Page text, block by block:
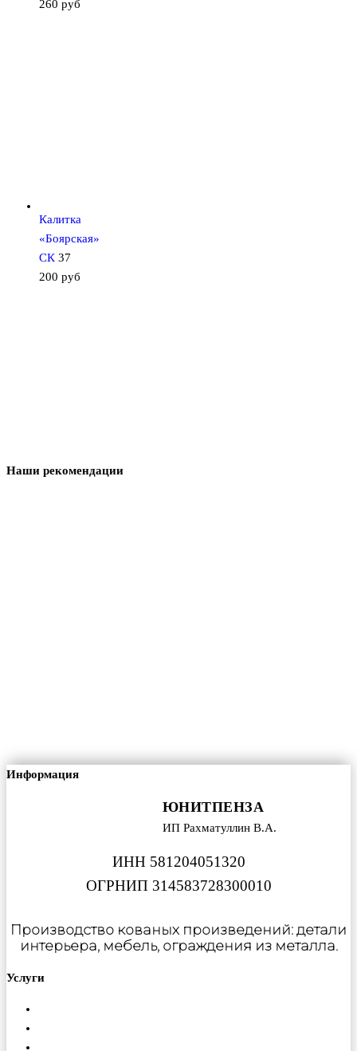
260 руб
Калитка
«Боярская»
СК 37
200 руб
Наши рекомендации
Информация
ЮНИТПЕНЗА
ИП Рахматуллин В.А.
ИНН 581204051320
ОГРНИП 314583728300010
Производство кованых произведений: детали
интерьера, мебель, ограждения из металла.
Услуги